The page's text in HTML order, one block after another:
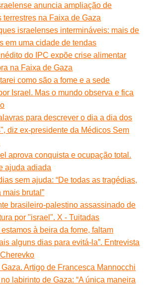
anuncia ampliação de
terrestres na Faixa de Gaza
israelenses intermináveis: mais de
em uma cidade de tendas
do IPC expõe crise alimentar
na Faixa de Gaza
como são a fome e a sede
Israel. Mas o mundo observa e fica
para descrever o dia a dia dos
diz ex-presidente da Médicos Sem
aprova conquista e ocupação total.
ajuda adiada
sem ajuda: “De todas as tragédias,
mais brutal”
brasileiro-palestino assassinado de
por "israel". X - Tuitadas
estamos à beira da fome, faltam
alguns dias para evitá-la”. Entrevista
Gaza. Artigo de Francesca Mannocchi
labirinto de Gaza: “A única maneira